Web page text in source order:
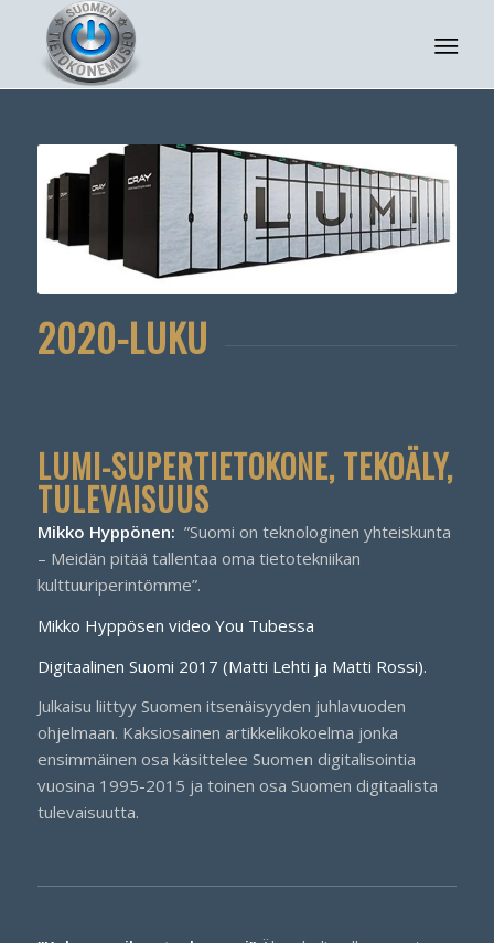
2020-LUKU
LUMI-SUPERTIETOKONE, TEKOÄLY,
TULEVAISUUS
Mikko Hyppönen: ”Suomi on teknologinen yhteiskunta
– Meidän pitää tallentaa oma tietotekniikan
kulttuuriperintömme”.
Mikko Hyppösen video You Tubessa
Digitaalinen Suomi 2017 (Matti Lehti ja Matti Rossi).
Julkaisu liittyy Suomen itsenäisyyden juhlavuoden
ohjelmaan. Kaksiosainen artikkelikokoelma jonka
ensimmäinen osa käsittelee Suomen digitalisointia
vuosina 1995-2015 ja toinen osa Suomen digitaalista
tulevaisuutta.